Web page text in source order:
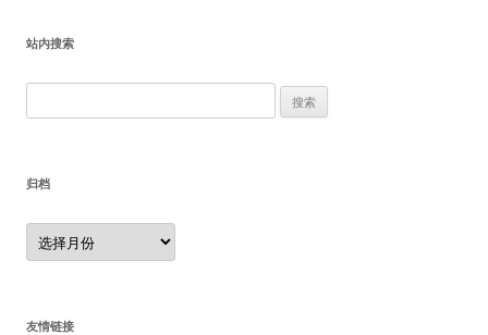
站内搜索
索：
归档
归
档
友情链接